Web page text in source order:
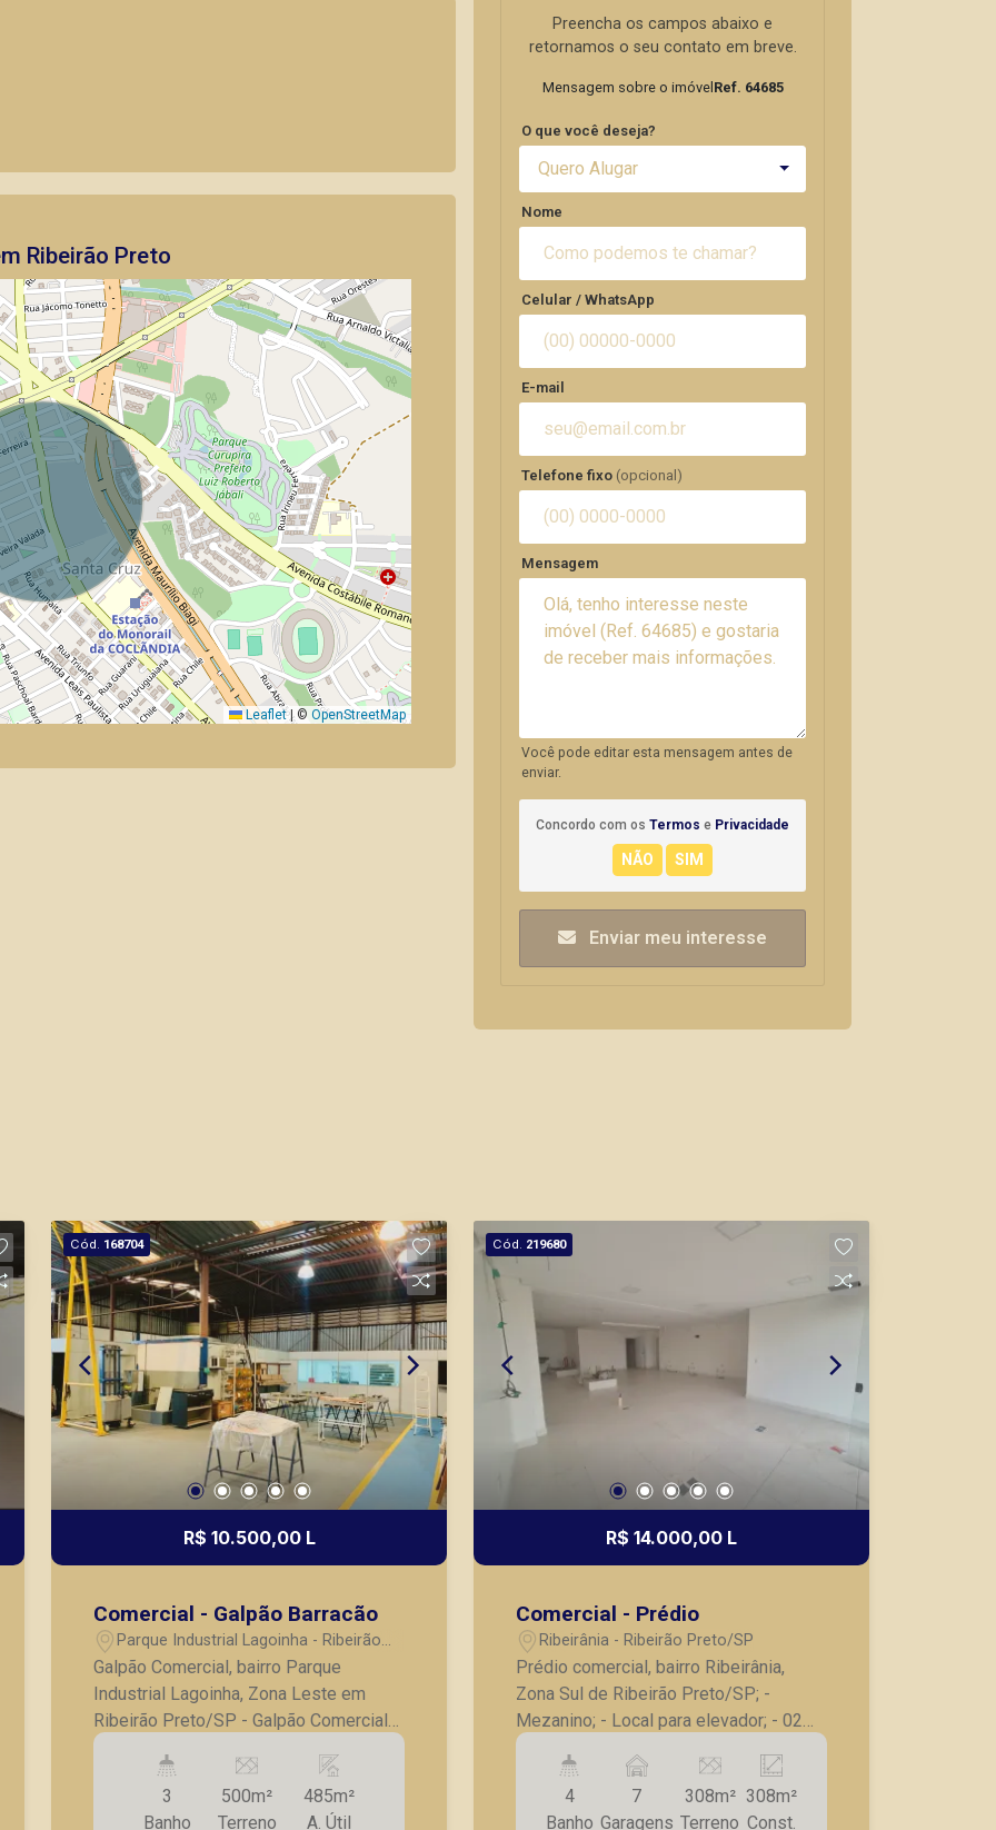
Ribeirão Preto
Leaflet |© OpenStreetMap
Preencha os campos abaixo e
retornamos o seu contato em breve.
Mensagem sobre o imóvel Ref. 64685
O que você deseja?
Quero Alugar
Nome
Celular / WhatsApp
E-mail
Telefone fixo (opcional)
Mensagem
Você pode editar esta mensagem antes de
enviar.
Concordo com os Termos e Privacidade
Enviar meu interesse
Cód. 168704
R$ 10.500,00 L
Comercial - Galpão Barracão
Parque Industrial Lagoinha - Ribeirão
Preto/SP
Galpão Comercial, bairro Parque
Industrial Lagoinha, Zona Leste em
Ribeirão Preto/SP - Galpão Comercial
amplo; - Pé direito alto; - Recepção
com bancada; - 06 Salas separadas por
divisórias; - Cozinha; - 02 Banheiros
3
Banho
500m²
Terreno
485m²
A. Útil
Cód. 219680
R$ 14.000,00 L
Comercial - Prédio
Ribeirânia - Ribeirão Preto/SP
Prédio comercial, bairro Ribeirânia,
Zona Sul de Ribeirão Preto/SP; -
Mezanino; - Local para elevador; - 02
copas; - 04 banheiros ; - Fachada em
blindex; - Excelente ponto comercial; -
07 vagas de garagem. A Piramid tem
4
Banho
7
Garagens
308m²
Terreno
308m²
Const.